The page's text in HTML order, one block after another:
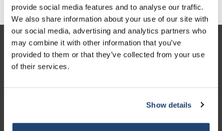
provide social media features and to analyse our traffic.
We also share information about your use of our site with
our social media, advertising and analytics partners who
may combine it with other information that you’ve
provided to them or that they’ve collected from your use
of their services.
Show details
Atención al cliente
Mi cuenta
Detalles de contacto